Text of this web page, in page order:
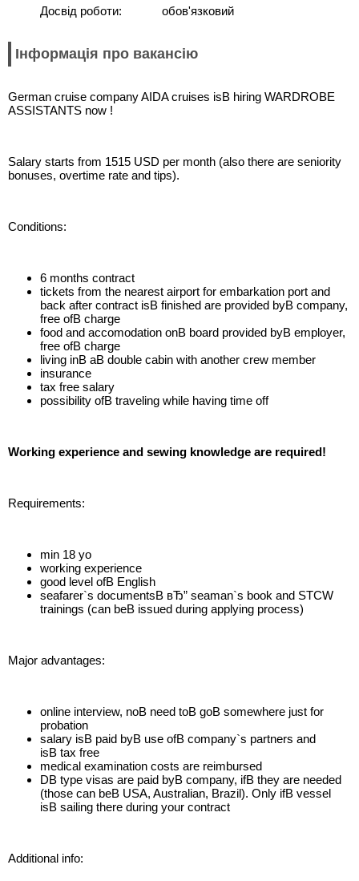
Досвід роботи:
обов'язковий
Інформація про вакансію
German cruise company AIDA cruises isВ hiring WARDROBE
ASSISTANTS now !
Salary starts from 1515 USD per month (also there are seniority
bonuses, overtime rate and tips).
Conditions:
6 months contract
tickets from the nearest airport for embarkation port and
back after contract isВ finished are provided byВ company,
free ofВ charge
food and accomodation onВ board provided byВ employer,
free ofВ charge
living inВ aВ double cabin with another crew member
insurance
tax free salary
possibility ofВ traveling while having time off
Working experience and sewing knowledge are required!
Requirements:
min 18 yo
working experience
good level ofВ English
seafarer`s documentsВ вЂ” seaman`s book and STCW
trainings (can beВ issued during applying process)
Major advantages:
online interview, noВ need toВ goВ somewhere just for
probation
salary isВ paid byВ use ofВ company`s partners and
isВ tax free
medical examination costs are reimbursed
DВ type visas are paid byВ company, ifВ they are needed
(those can beВ USA, Australian, Brazil). Only ifВ vessel
isВ sailing there during your contract
Additional info: